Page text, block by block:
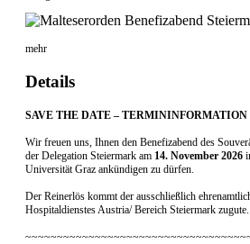
mehr
Details
SAVE THE DATE – TERMININFORMATION
Wir freuen uns, Ihnen den Benefizabend des
der Delegation Steiermark am 14. November 2026
Universität Graz ankündigen zu dürfen.
Der Reinerlös kommt der ausschließlich
Hospitaldienstes Austria/ Bereich Steiermark zugute.